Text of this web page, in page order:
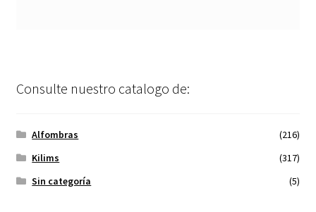
Consulte nuestro catalogo de:
Alfombras
(216)
Kilims
(317)
Sin categoría
(5)